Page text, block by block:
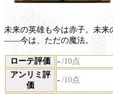
未来の英雄も今は赤子。未
――今は、ただの魔法。
ローテ評価 - /10点
アンリミ評
価
- /10点